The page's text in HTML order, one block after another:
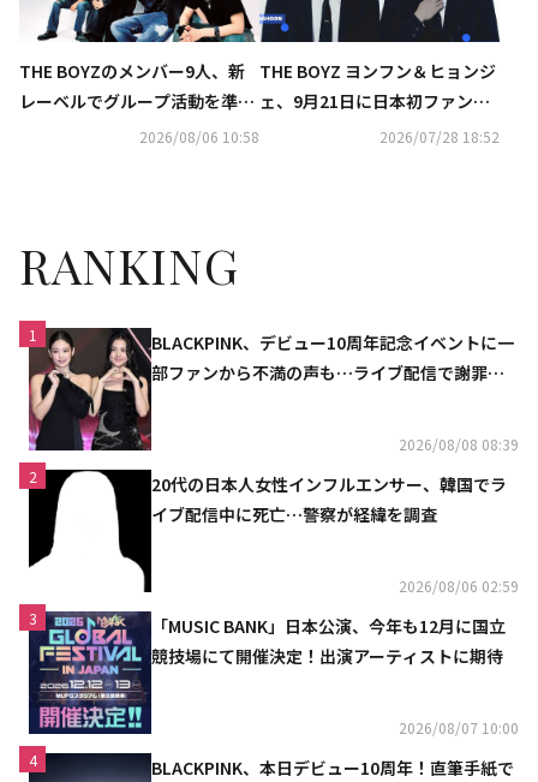
THE BOYZのメンバー9人、新
レーベルでグループ活動を準備
中「個人活動については別途契
2026/08/06 10:58
THE BOYZ ヨンフン＆ヒョンジ
ェ、9月21日に日本初ファンミ
ーティング開催決定！豪華企画
2026/07/28 18:52
RANKING
1
BLACKPINK、デビュー10周年記念イベントに一
部ファンから不満の声も…ライブ配信で謝罪
2026/08/08 08:39
2
20代の日本人女性インフルエンサー、韓国でラ
イブ配信中に死亡…警察が経緯を調査
2026/08/06 02:59
3
「MUSIC BANK」日本公演、今年も12月に国立
競技場にて開催決定！出演アーティストに期待
2026/08/07 10:00
4
BLACKPINK、本日デビュー10周年！直筆手紙で